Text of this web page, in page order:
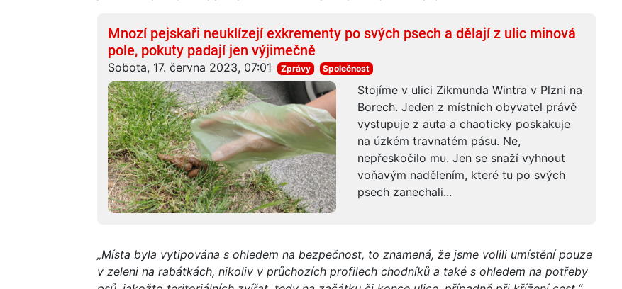
Mnozí pejskaři neuklízejí exkrementy po svých psech a dělají z ulic minová
pole, pokuty padají jen výjimečně
Sobota, 17. června 2023, 07:01 Zprávy Společnost
Stojíme v ulici Zikmunda Wintra v Plzni na
Borech. Jeden z místních obyvatel právě
vystupuje z auta a chaoticky poskakuje
na úzkém travnatém pásu. Ne,
nepřeskočilo mu. Jen se snaží vyhnout
voňavým nadělením, které tu po svých
psech zanechali...
„Místa byla vytipována s ohledem na bezpečnost, to znamená, že jsme volili umístění pouze
v zeleni na rabátkách, nikoliv v průchozích profilech chodníků a také s ohledem na potřeby